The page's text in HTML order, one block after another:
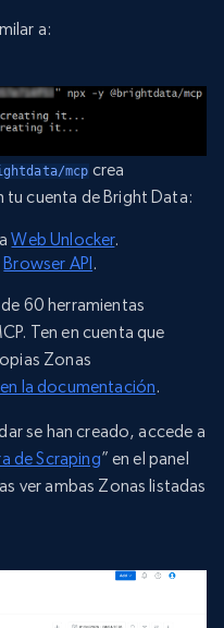
a:
mcp crea
cuenta de Bright Data:
Web Unlocker.
Browser API.
60 herramientas
Ten en cuenta que
Zonas
la documentación.
se han creado, accede a
de Scraping” en el panel
ver ambas Zonas listadas